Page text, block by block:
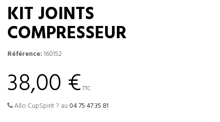
KIT JOINTS
COMPRESSEUR
Référence:160152
38,00 € TTC
Allo CupSpirit ? au 04 75 47 35 81